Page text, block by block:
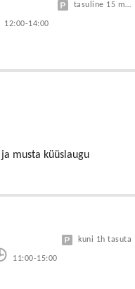
12:00-14:00
tasuline 15 min tasuta, edasi 3€/h
musta küüslaugu
11:00-15:00
kuni 1h tasuta